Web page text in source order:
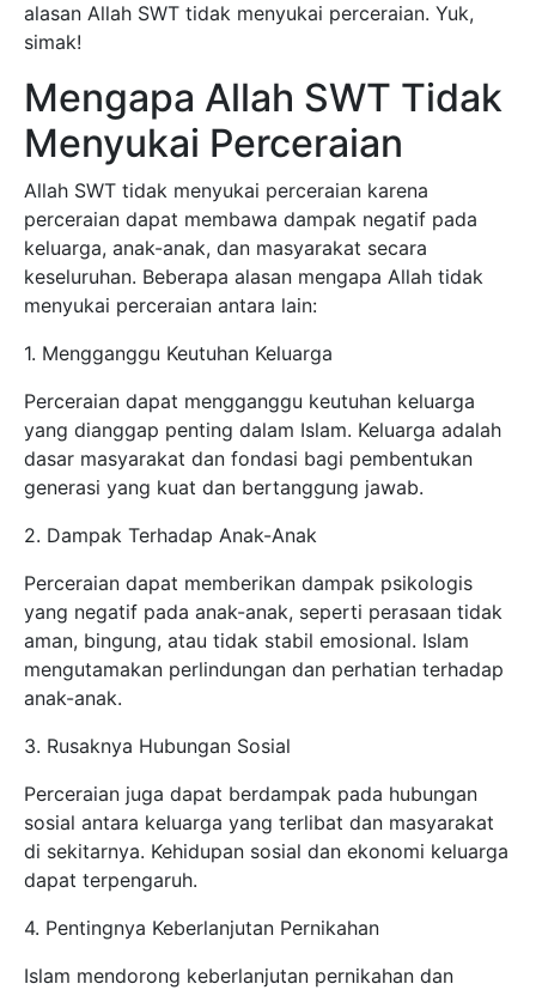
alasan Allah SWT tidak menyukai perceraian. Yuk,
simak!
Mengapa Allah SWT Tidak
Menyukai Perceraian
Allah SWT tidak menyukai perceraian karena
perceraian dapat membawa dampak negatif pada
keluarga, anak-anak, dan masyarakat secara
keseluruhan. Beberapa alasan mengapa Allah tidak
menyukai perceraian antara lain:
1. Mengganggu Keutuhan Keluarga
Perceraian dapat mengganggu keutuhan keluarga
yang dianggap penting dalam Islam. Keluarga adalah
dasar masyarakat dan fondasi bagi pembentukan
generasi yang kuat dan bertanggung jawab.
2. Dampak Terhadap Anak-Anak
Perceraian dapat memberikan dampak psikologis
yang negatif pada anak-anak, seperti perasaan tidak
aman, bingung, atau tidak stabil emosional. Islam
mengutamakan perlindungan dan perhatian terhadap
anak-anak.
3. Rusaknya Hubungan Sosial
Perceraian juga dapat berdampak pada hubungan
sosial antara keluarga yang terlibat dan masyarakat
di sekitarnya. Kehidupan sosial dan ekonomi keluarga
dapat terpengaruh.
4. Pentingnya Keberlanjutan Pernikahan
Islam mendorong keberlanjutan pernikahan dan